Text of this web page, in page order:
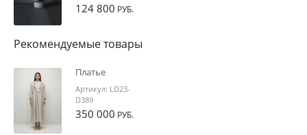
124 800 РУБ.
Рекомендуемые товары
Платье
Артикул: LD23-
D389
350 000 РУБ.